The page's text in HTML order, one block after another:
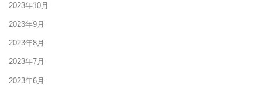
2023年10月
2023年9月
2023年8月
2023年7月
2023年6月